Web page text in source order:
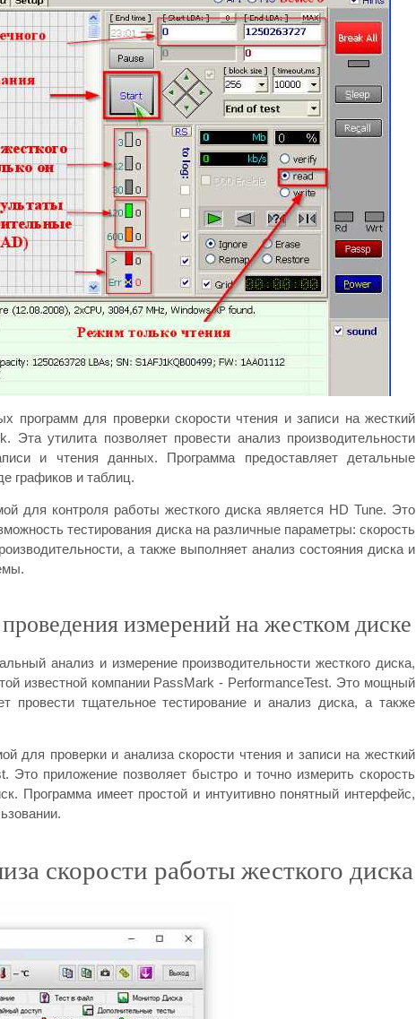
программ для проверки скорости чтения и записи на жесткий
Эта утилита позволяет провести анализ производительности
и чтения данных. Программа предоставляет детальные
графиков и таблиц.
для контроля работы жесткого диска является HD Tune. Это
тестирования диска на различные параметры: скорость
а также выполняет анализ состояния диска и
измерений на жестком диске
анализ и измерение производительности жесткого диска,
известной компании PassMark - PerformanceTest. Это мощный
провести тщательное тестирование и анализ диска, а также
для проверки и анализа скорости чтения и записи на жесткий
Это приложение позволяет быстро и точно измерить скорость
Программа имеет простой и интуитивно понятный интерфейс,
скорости работы жесткого диска